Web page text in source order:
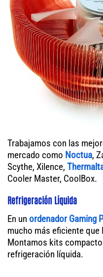
Trabajamos con las
mercado como Noctua,
Scythe, Xilence,
Cooler Master, CoolBox.
Refrigeración Líquida
En un ordenador Gaming
mucho más eficiente
Montamos kits
refrigeración líquida.